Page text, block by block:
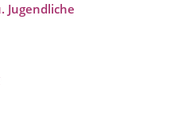
Jugendliche